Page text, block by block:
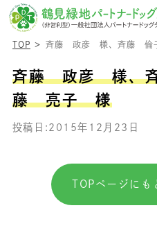
TOP 斉藤 政彦 様、斉藤
斉藤 政彦 様、
藤 亮子 様
投稿日:2015年12月23日
TOPページにも